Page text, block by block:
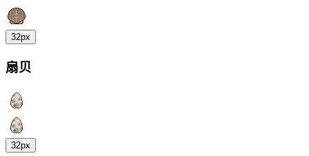
32px
扇贝
32px